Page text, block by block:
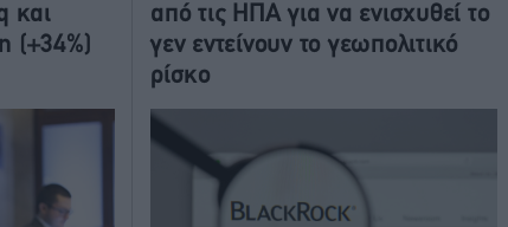
και
(+34%)
από τις ΗΠΑ για να ενισχυθεί το
γεν εντείνουν το γεωπολιτικό
ρίσκο